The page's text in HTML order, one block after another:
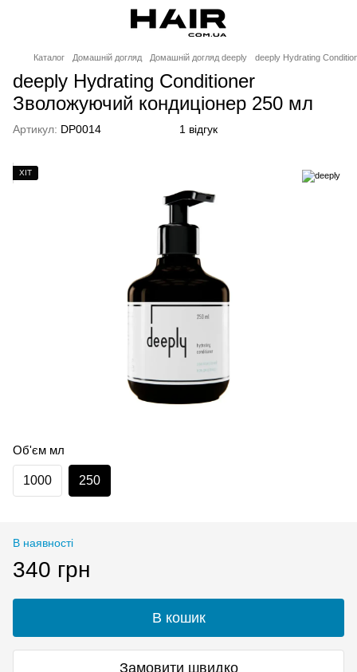
Каталог Домашній догляд Домашній догляд deeply deeply Hydrating
deeply Hydrating Conditioner
Зволожуючий кондиціонер 250 мл
Артикул: DP0014 1 відгук
ХІТ
Об'єм мл
1000 250
В наявності
340 грн
В кошик
Замовити швидко